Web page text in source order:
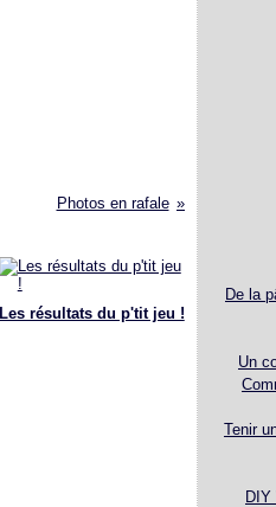
Photos en rafale
Les résultats du p'tit jeu !
De la
Un
Tenir